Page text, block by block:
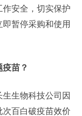
安全，切实保护
暂停采购和使用
苗？
生物科技公司因
百白破疫苗效价